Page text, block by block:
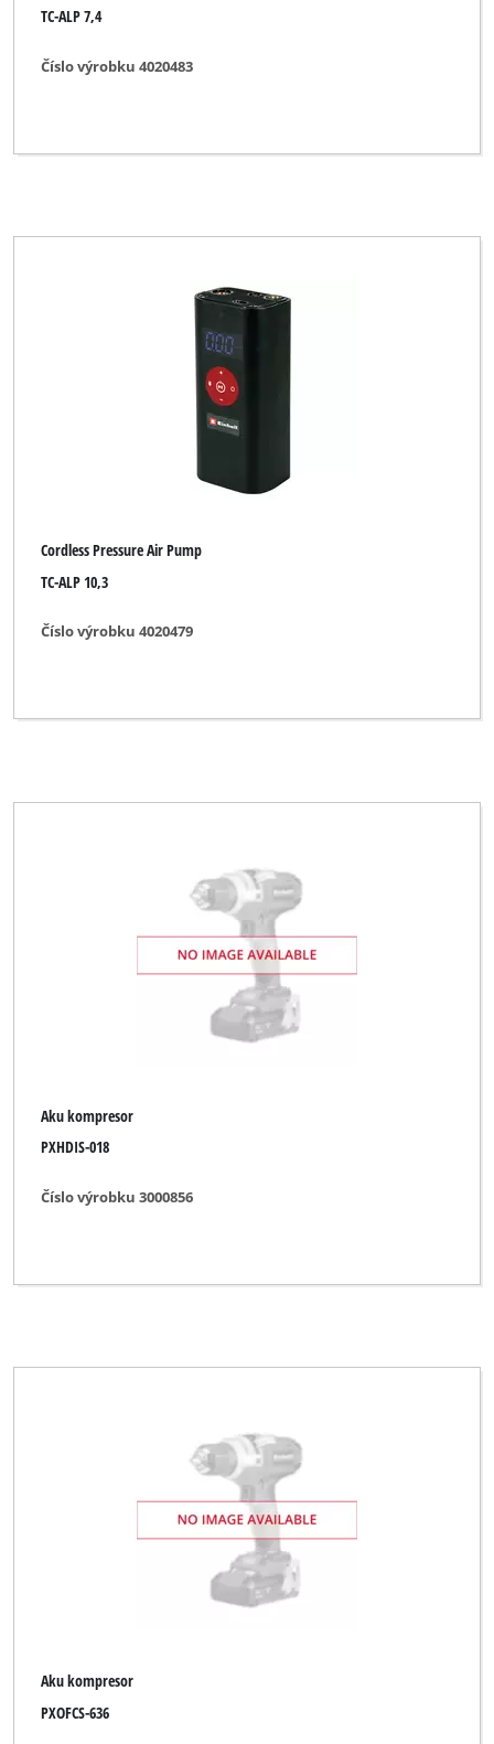
TC-ALP 7,4
Číslo výrobku 4020483
Cordless Pressure Air Pump
TC-ALP 10,3
Číslo výrobku 4020479
Aku kompresor
PXHDIS-018
Číslo výrobku 3000856
Aku kompresor
PXOFCS-636